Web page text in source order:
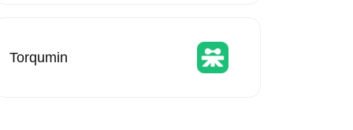
Torqumin